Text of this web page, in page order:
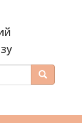
Пошук